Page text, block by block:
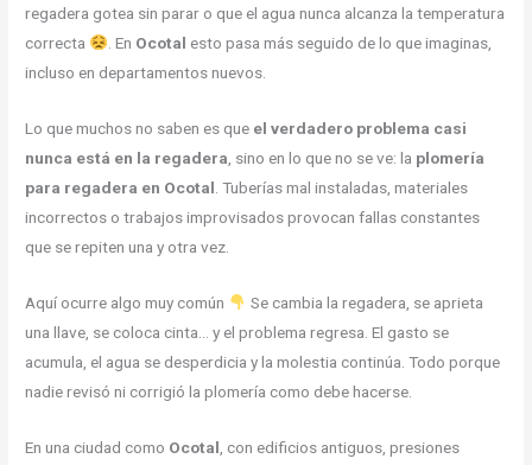
regadera gotea sin parar o que el agua nunca alcanza la temperatura
correcta
. En Ocotal esto pasa más seguido de lo que imaginas,
incluso en departamentos nuevos.
Lo que muchos no saben es que el verdadero problema casi
nunca está en la regadera , sino en lo que no se ve: la plomería
para regadera en Ocotal . Tuberías mal instaladas, materiales
incorrectos o trabajos improvisados provocan fallas constantes
que se repiten una y otra vez.
Aquí ocurre algo muy común
Se cambia la regadera, se aprieta
una llave, se coloca cinta… y el problema regresa. El gasto se
acumula, el agua se desperdicia y la molestia continúa. Todo porque
nadie revisó ni corrigió la plomería como debe hacerse.
En una ciudad como Ocotal , con edificios antiguos, presiones